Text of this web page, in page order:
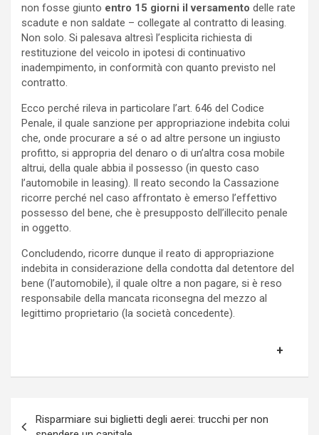
non fosse giunto entro 15 giorni il versamento delle rate
scadute e non saldate – collegate al contratto di leasing.
Non solo. Si palesava altresì l’esplicita richiesta di
restituzione del veicolo in ipotesi di continuativo
inadempimento, in conformità con quanto previsto nel
contratto.
Ecco perché rileva in particolare l’art. 646 del Codice
Penale, il quale sanzione per appropriazione indebita colui
che, onde procurare a sé o ad altre persone un ingiusto
profitto, si appropria del denaro o di un’altra cosa mobile
altrui, della quale abbia il possesso (in questo caso
l’automobile in leasing). Il reato secondo la Cassazione
ricorre perché nel caso affrontato è emerso l’effettivo
possesso del bene, che è presupposto dell’illecito penale
in oggetto.
Concludendo, ricorre dunque il reato di appropriazione
indebita in considerazione della condotta dal detentore del
bene (l’automobile), il quale oltre a non pagare, si è reso
responsabile della mancata riconsegna del mezzo al
legittimo proprietario (la società concedente).
articoli
Risparmiare sui biglietti degli aerei: trucchi per non